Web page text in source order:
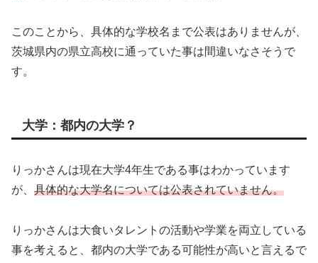
このことから、具体的な学校名まで公表はありませんが、
茨城県内の県立高校に通っていた事は間違いなさそうで
す。
大学：都内の大学？
りっかさんは現在大学4年生である事はわかっています
が、 具体的な大学名については公表されていません。
りっかさんは大食いタレントの活動や学業を両立している
事を考えると、都内の大学である可能性が高いと言えるで